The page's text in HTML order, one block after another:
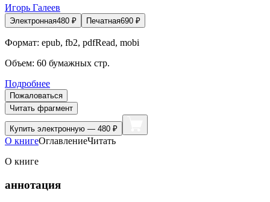
Игорь Галеев
Электронная480 ₽ Печатная690 ₽
Формат: epub, fb2, pdfRead, mobi
Объем: 60 бумажных стр.
Подробнее
Пожаловаться
Читать фрагмент
Купить электронную — 480 ₽
О книгеОглавлениеЧитать
О книге
аннотация